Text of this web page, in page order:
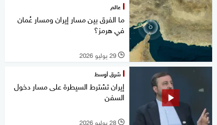
عالم
ما الفرق بين مسار إيران ومسار عُمان
في هرمز؟
l 29 يوليو 2026
شرق أوسط
إيران تشترط السيطرة على مسار دخول
السفن
l 28 يوليو 2026